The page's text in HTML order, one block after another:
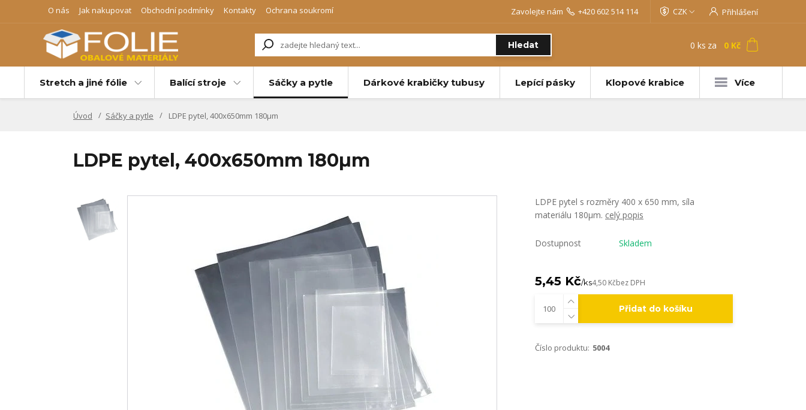
O nás Jak nakupovat Obchodní podmínky Kontakty Ochrana soukromí CZK Přihlášení
Hledat
Zavolejte nám +420 602 514 114
0 ks za 0 Kč
Stretch a jiné fólie Balící stroje Sáčky a pytle Dárkové krabičky tubusy Lepící pásky Klopové krabice Více
Úvod Sáčky a pytle LDPE pytel, 400x650mm 180µm
LDPE pytel, 400x650mm 180µm
LDPE pytel s rozměry 400 x 650 mm, síla
materiálu 180µm. celý popis
Dostupnost Skladem
5,45 Kč/ks4,50 Kčbez DPH
Přidat do košíku
Číslo produktu: 5004